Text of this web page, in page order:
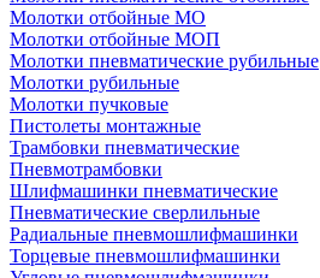
Молотки отбойные МО
Молотки отбойные МОП
Молотки пневматические рубильные
Молотки рубильные
Молотки пучковые
Пистолеты монтажные
Трамбовки пневматические
Пневмотрамбовки
Шлифмашинки пневматические
Пневматические сверлильные
Радиальные пневмошлифмашинки
Торцевые пневмошлифмашинки